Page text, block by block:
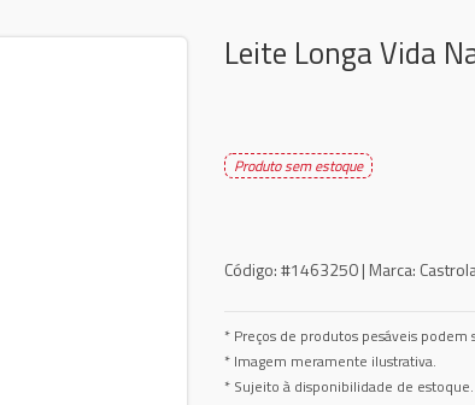
Leite Longa Vida
Produto sem estoque
Código:#1463250 | Marca:
* Preços de produtos pesáveis
* Imagem meramente ilustrativa.
* Sujeito à disponibilidade de estoque.